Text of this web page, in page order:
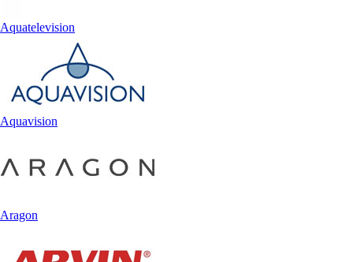
Aquatelevision
Aquavision
Aragon